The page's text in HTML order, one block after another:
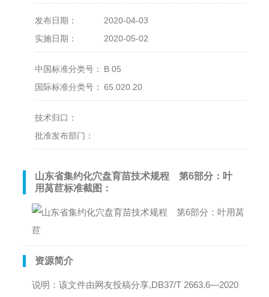
发布日期：
2020-04-03
实施日期：
2020-05-02
中国标准分类号：
B 05
国际标准分类号： 65.020.20
技术归口：
批准发布部门：
山东省集约化穴盘育苗技术规程 第6部分：叶
用莴苣标准截图：
资源简介
说明：该文件由网友投稿分享,DB37/T 2663.6—2020